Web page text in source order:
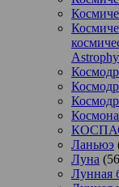
Ланьюэ
Луна
Лунная